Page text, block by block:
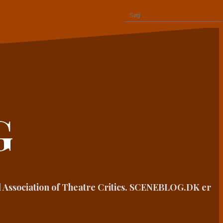
Søg
of Theatre Critics. SCENEBLOG.DK er